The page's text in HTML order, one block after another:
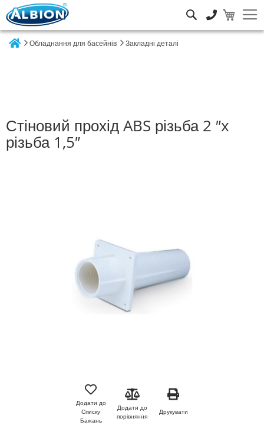
Обладнання для басейнів Закладні деталі
Стіновий прохід ABS різьба 2 ″x
різьба 1,5″
Додати до
Списку
Бажань
Додати до
порівняння
Друкувати